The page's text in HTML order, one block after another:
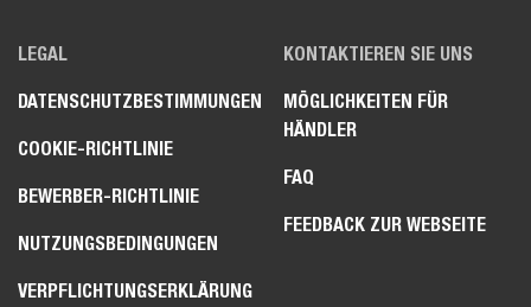
LEGAL
DATENSCHUTZBESTIMMUNGEN
COOKIE-RICHTLINIE
BEWERBER-RICHTLINIE
NUTZUNGSBEDINGUNGEN
VERPFLICHTUNGSERKLÄRUNG
KONTAKTIEREN SIE UNS
MÖGLICHKEITEN FÜR
HÄNDLER
FAQ
FEEDBACK ZUR WEBSEITE